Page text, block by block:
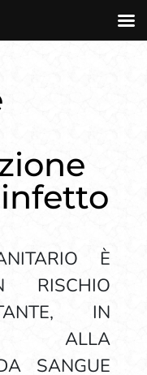
È
RISCHIO
IN
ALLA
SANGUE